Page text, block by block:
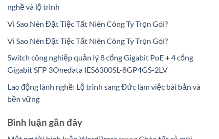
nghề và lộ trình
Vì Sao Nên Đặt Tiệc Tất Niên Công Ty Trọn Gói?
Vì Sao Nên Đặt Tiệc Tất Niên Công Ty Trọn Gói?
Switch công nghiệp quản lý 8 cổng Gigabit PoE + 4 cổng
Gigabit SFP 3Onedata IES6300SL-8GP4GS-2LV
Lao động lành nghề: Lộ trình sang Đức làm việc bài bản và
bền vững
Bình luận gần đây